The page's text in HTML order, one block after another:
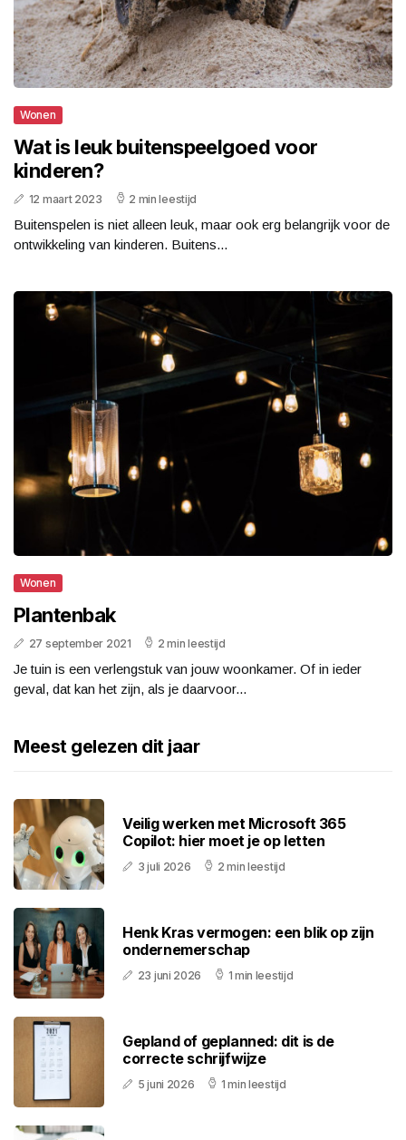
Wonen
Wat is leuk buitenspeelgoed voor
kinderen?
12 maart 2023 2 min leestijd
Buitenspelen is niet alleen leuk, maar ook erg belangrijk voor de
ontwikkeling van kinderen. Buitens...
Wonen
Plantenbak
27 september 2021 2 min leestijd
Je tuin is een verlengstuk van jouw woonkamer. Of in ieder
geval, dat kan het zijn, als je daarvoor...
Meest gelezen dit jaar
Veilig werken met Microsoft 365
Copilot: hier moet je op letten
3 juli 2026 2 min leestijd
Henk Kras vermogen: een blik op zijn
ondernemerschap
23 juni 2026 1 min leestijd
Gepland of geplanned: dit is de
correcte schrijfwijze
5 juni 2026 1 min leestijd